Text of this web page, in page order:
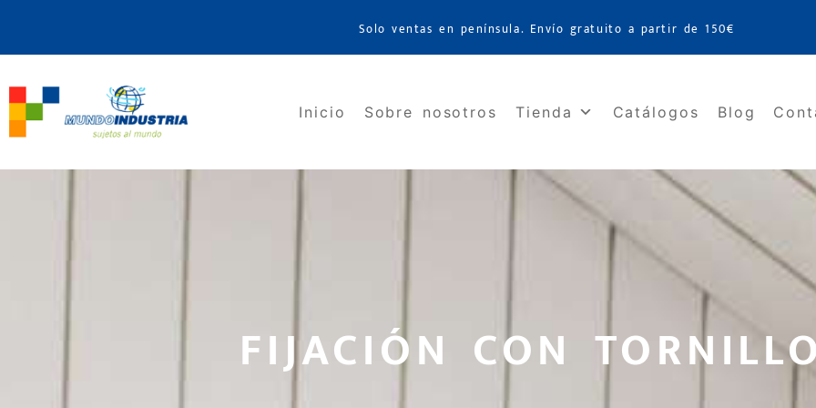
Solo ventas en península. Envío gratuito a partir de 150€
Inicio Sobre nosotros Tienda Catálogos Blog
FIJACIÓN CON